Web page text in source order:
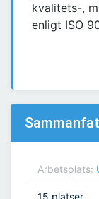
kvalitets-,
enligt ISO
Arbetsplats: